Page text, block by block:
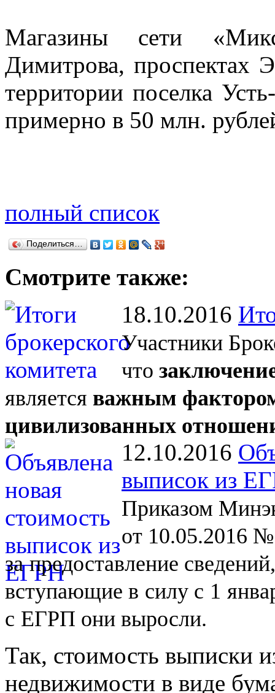
Магазины сети
Димитрова, проспектах
территории поселка
примерно в 50 млн.
полный список
Поделиться…
Смотрите также:
18.10.2016
Участники
что
является важным
цивилизованных
12.10.2016
выписок из
Приказом
от 10.05.2016 №
за предоставление
вступающие в силу с 1
с ЕГРП они выросли.
Так, стоимость выписки
недвижимости в виде